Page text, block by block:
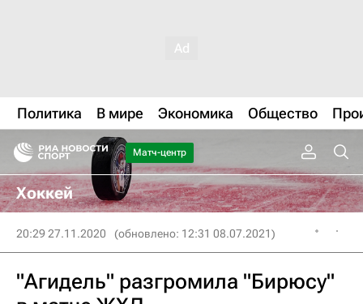
Политика В мире Экономика Общество
Матч-центр
Хоккей
20:29 27.11.2020 (обновлено: 12:31 08.07.2021)
"Агидель" разгромила "Бирюсу"